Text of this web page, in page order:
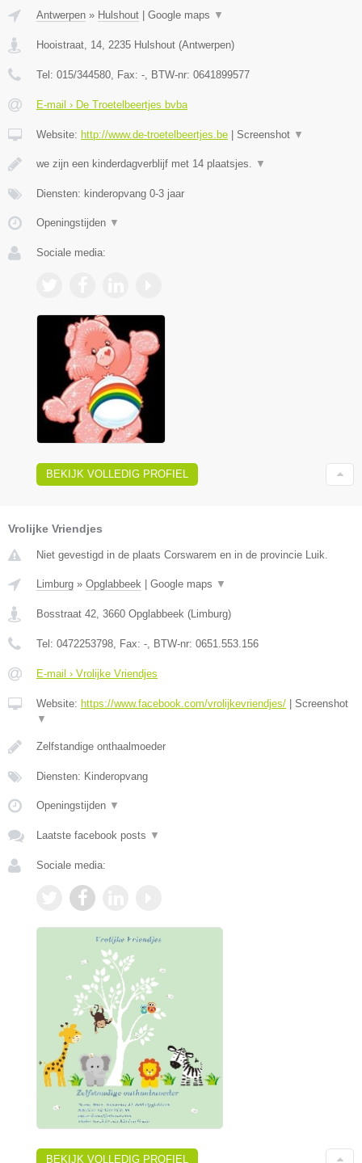
Antwerpen » Hulshout Google maps ▼
Hooistraat, 14 2235 Hulshout (Antwerpen)
Tel: 015/344580 , Fax: - , BTW-nr: 0641899577
E-mail › De Troetelbeertjes bvba
Website: http://www.de-troetelbeertjes.be Screenshot ▼
we zijn een kinderdagverblijf met 14 plaatsjes. ▼
Diensten: kinderopvang 0-3 jaar
Openingstijden ▼
Sociale media:
BEKIJK VOLLEDIG PROFIEL
Vrolijke Vriendjes
Niet gevestigd in de plaats Corswarem en in de provincie Luik.
Limburg » Opglabbeek Google maps ▼
Bosstraat 42 3660 Opglabbeek ( Limburg)
Tel: 0472253798 , Fax: - , BTW-nr: 0651.553.156
E-mail › Vrolijke Vriendjes
Website: https://www.facebook.com/vrolijkevriendjes/
Screenshot
▼
Zelfstandige onthaalmoeder
Diensten: Kinderopvang
Openingstijden ▼
Laatste facebook posts ▼
Sociale media:
BEKIJK VOLLEDIG PROFIEL